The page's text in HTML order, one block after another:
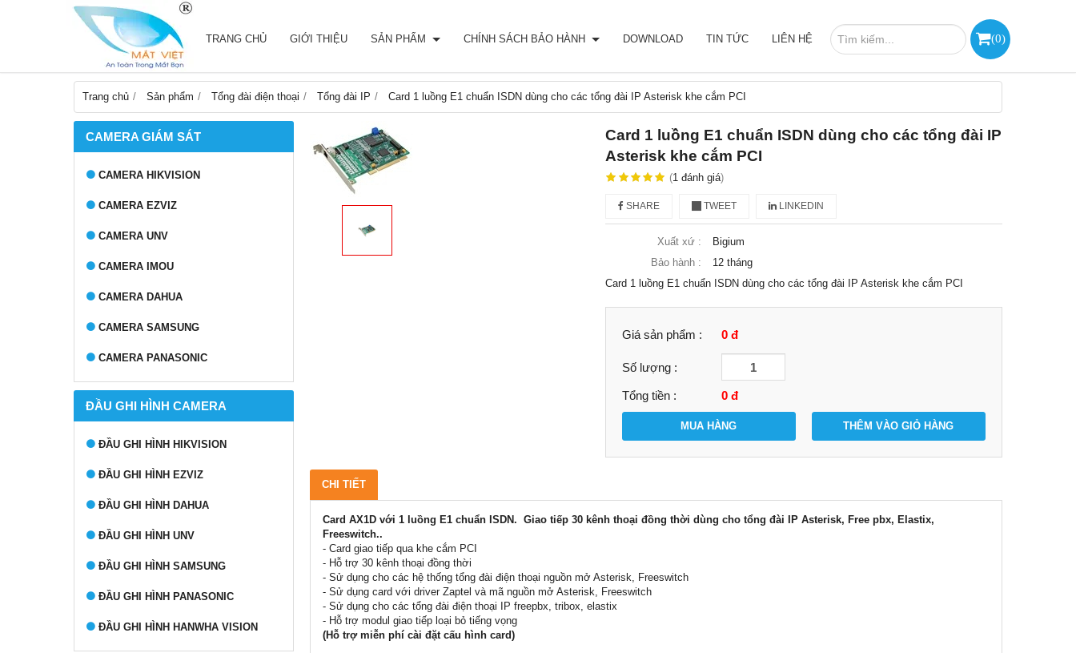
(0)
TRANG CHỦ GIỚI THIỆU SẢN PHẨM CHÍNH SÁCH BẢO HÀNH DOWNLOAD TIN TỨC LIÊN HỆ
Trang chủ Sản phẩm Tổng đài điện thoại Tổng đài IP Card 1 luồng E1 chuẩn ISDN dùng cho các tổng đài IP Asterisk khe cắm PCI
CAMERA GIÁM SÁT
CAMERA HIKVISION
CAMERA EZVIZ
CAMERA UNV
CAMERA IMOU
CAMERA DAHUA
CAMERA SAMSUNG
CAMERA PANASONIC
ĐẦU GHI HÌNH CAMERA
ĐẦU GHI HÌNH HIKVISION
ĐẦU GHI HÌNH EZVIZ
ĐẦU GHI HÌNH DAHUA
ĐẦU GHI HÌNH UNV
ĐẦU GHI HÌNH SAMSUNG
ĐẦU GHI HÌNH PANASONIC
ĐẦU GHI HÌNH HANWHA VISION
Card 1 luồng E1 chuẩn ISDN dùng cho các tổng đài IP
Asterisk khe cắm PCI
(1 đánh giá)
SHARE TWEET LINKEDIN
Xuất xứ :
Bigium
Bảo hành :
12 tháng
Card 1 luồng E1 chuẩn ISDN dùng cho các tổng đài IP Asterisk khe cắm PCI
Giá sản phẩm : 0 đ
Số lượng :
Tổng tiền : 0đ
MUA HÀNG THÊM VÀO GIỎ HÀNG
CHI TIẾT
Card AX1D với 1 luồng E1 chuẩn ISDN. Giao tiếp 30 kênh thoại đồng thời dùng cho tổng đài IP Asterisk, Free pbx, Elastix,
Freeswitch..
- Card giao tiếp qua khe cắm PCI
- Hỗ trợ 30 kênh thoại đồng thời
- Sử dụng cho các hệ thống tổng đài điện thoại nguồn mở Asterisk, Freeswitch
- Sử dụng card với driver Zaptel và mã nguồn mở Asterisk, Freeswitch
- Sử dụng cho các tổng đài điện thoại IP freepbx, tribox, elastix
- Hỗ trợ modul giao tiếp loại bỏ tiếng vọng
(Hỗ trợ miễn phí cài đặt cấu hình card)